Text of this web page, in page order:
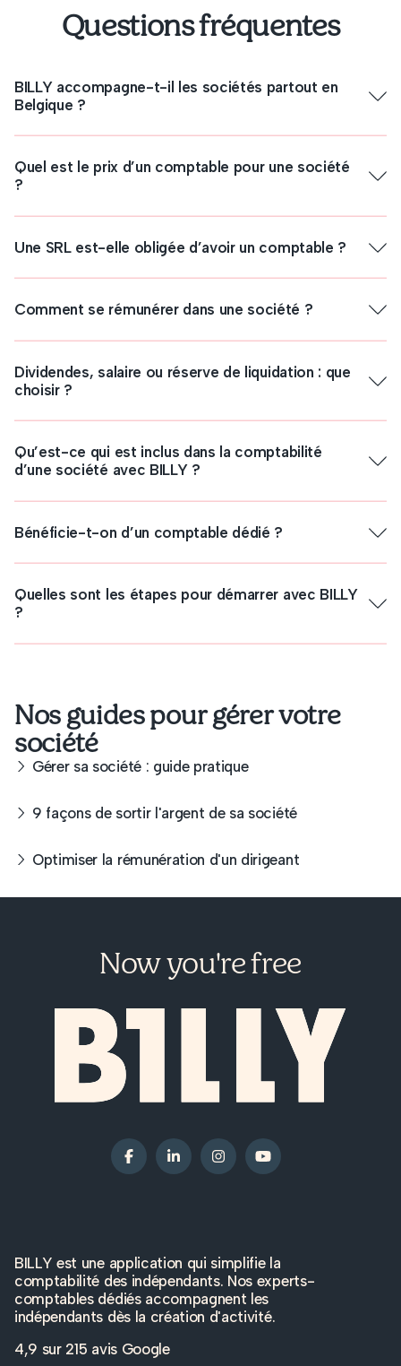
Questions fréquentes
BILLY accompagne-t-il les sociétés partout en
Belgique ?
Comptable à Bruxelles
Comptable à Namur
Comptable à Charleroi
Comptable à Mons
Quel est le prix d’un comptable pour une société
?
Une SRL est-elle obligée d’avoir un comptable ?
Comment se rémunérer dans une société ?
Dividendes, salaire ou réserve de liquidation : que
choisir ?
Qu’est-ce qui est inclus dans la comptabilité
d’une société avec BILLY ?
Bénéficie-t-on d’un comptable dédié ?
Quelles sont les étapes pour démarrer avec BILLY
?
Nos guides pour gérer votre
société
Gérer sa société : guide pratique
9 façons de sortir l'argent de sa société
Optimiser la rémunération d'un dirigeant
Now you're free
BILLY est une application qui simplifie la
comptabilité des indépendants. Nos experts-
comptables dédiés accompagnent les
indépendants dès la création d'activité.
4,9 sur 215 avis Google